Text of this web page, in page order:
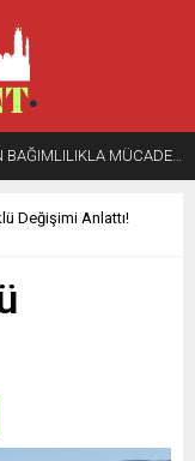
BAĞIMSIZ YAŞAM DERNEĞİ’NDEN BAĞIMLILIKLA MÜCADELEDE ÖRNEK ÇALIŞMA: 10 İLDE 15 MERKEZDE 600 KİŞİYE ÜCRETSİZ REHABİLİTASYON
Değişimi Anlattı!